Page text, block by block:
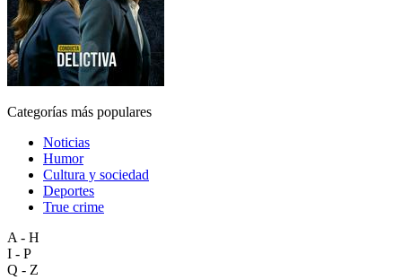
Categorías más populares
Noticias
Humor
Cultura y sociedad
Deportes
True crime
A - H
I - P
Q - Z